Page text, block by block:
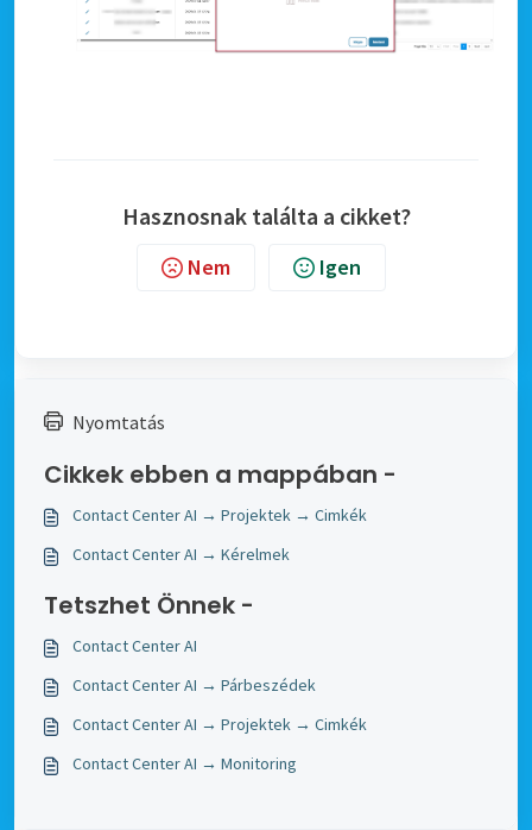
Hasznosnak találta a cikket?
Nem Igen
Nyomtatás
Cikkek ebben a mappában -
Contact Center AI → Projektek → Cimkék
Contact Center AI → Kérelmek
Tetszhet Önnek -
Contact Center AI
Contact Center AI → Párbeszédek
Contact Center AI → Projektek → Cimkék
Contact Center AI → Monitoring